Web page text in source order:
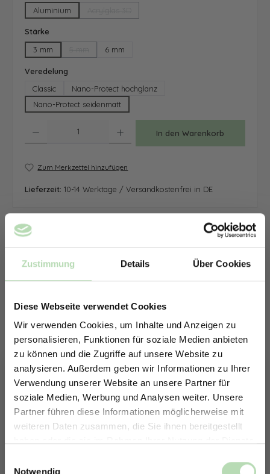
Zustimmung Details Über Cookies
Diese Webseite verwendet Cookies
Wir verwenden Cookies, um Inhalte und Anzeigen zu
personalisieren, Funktionen für soziale Medien anbieten
zu können und die Zugriffe auf unsere Website zu
analysieren. Außerdem geben wir Informationen zu Ihrer
Verwendung unserer Website an unsere Partner für
soziale Medien, Werbung und Analysen weiter. Unsere
Partner führen diese Informationen möglicherweise mit
weiteren Daten zusammen, die Sie ihnen bereitgestellt
Notwendig
Aluminium
Stärke
3 mm
(Diese Option ist zurzeit nicht verfügbar.)
6 mm
Veredelung
Classic
Nano-Protect hochglanz
Nano-Protect seidenmatt
In den Warenkorb
Zum Merkzettel hinzufügen
Lieferzeit: 10-14 Werktage / Versandkostenfrei in DE
Erstelle in nur 4 Schritten deine
ERHALTE 5% RABATT AUF
DEINE RÜCKWÄNDE